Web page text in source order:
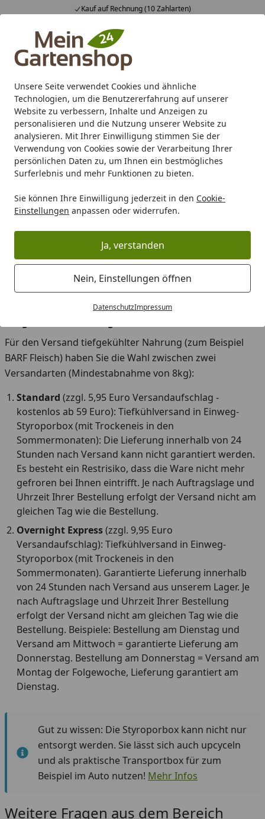
Unsere Seite verwendet Cookies und ähnliche
Technologien, um die Benutzererfahrung auf unserer
Website zu verbessern, Inhalte und Anzeigen zu
personalisieren und die Nutzung unserer Website zu
analysieren. Mit Ihrer Einwilligung stimmen Sie der
Verwendung von Cookies sowie der Verarbeitung Ihrer
persönlichen Daten zu, um Ihnen ein bestmögliches
Surferlebnis und mehr Funktionen zu bieten.
Sie können Ihre Einwilligung jederzeit in den Cookie-
Einstellungen anpassen oder widerrufen.
Ja, verstanden
Nein, Einstellungen öffnen
DatenschutzImpressum
Kauf auf Rechnung (10 Zahlarten)
Alle Produkte
Mein Konto
Suchen
Startseite
Wie wird Tiefkühlversand/Frostfutter versandt?
Wie wird
Tiefkühlversand/Frostfutter
versandt?
mittwochs (außer an Feiertagen), um die Anlieferung in
der gleichen Woche sicherzustellen. Die Pakete werden
per DPD in Styroporboxen versendet undeine
Abholung in der Paketfiliale ist nicht vorgesehen
(Kühlkette), Sie müssen die Ware persönlich
entgegennehmen.Der Gesetzgeber hat den Widerruf
(Stornierung) und die Retoure von tiefgekühlter
Nahrung aus Gründen der Lebensmittelhygiene
Für den Versand tiefgekühlter Nahrung (zum Beispiel
BARF Fleisch) haben Sie die Wahl zwischen zwei
Versandarten (Mindestabnahme von 8kg):
Standard (zzgl. 5,95 Euro Versandaufschlag -
kostenlos ab 59 Euro): Tiefkühlversand in Einweg-
Styroporbox (mit Trockeneis in den
Sommermonaten): Die Lieferung innerhalb von 24
Stunden nach Versand kann nicht garantiert werden.
Es besteht ein Restrisiko, dass die Ware nicht mehr
gefroren bei Ihnen eintrifft. Je nach Auftragslage und
Uhrzeit Ihrer Bestellung erfolgt der Versand nicht am
gleichen Tag wie die Bestellung.
Overnight Express(zzgl. 9,95 Euro
Versandaufschlag): Tiefkühlversand in Einweg-
Styroporbox (mit Trockeneis in den
Sommermonaten). Garantierte Lieferung innerhalb
von 24 Stunden nach Versand aus unserem Lager. Je
nach Auftragslage und Uhrzeit Ihrer Bestellung
erfolgt der Versand nicht am gleichen Tag wie die
Bestellung. Beispiele: Bestellung am Dienstag und
Versand am Mittwoch = garantierte Lieferung am
Donnerstag. Bestellung am Donnerstag = Versand am
Montag der Folgewoche, Lieferung garantiert am
Dienstag.
Gut zu wissen: Die Styroporbox kann nicht nur
entsorgt werden. Sie lässt sich auch upcyceln
und als praktische Transportbox für zum
Beispiel im Auto nutzen! Mehr Infos
Weitere Fragen aus dem Bereich